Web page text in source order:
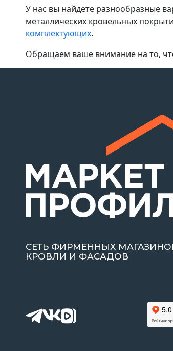
У нас вы найдете разнообразные
металлических кровельных
комплектующих.
Обращаем ваше внимание на то,
СЕТЬ ФИРМЕННЫХ
КРОВЛИ И ФАСАДОВ